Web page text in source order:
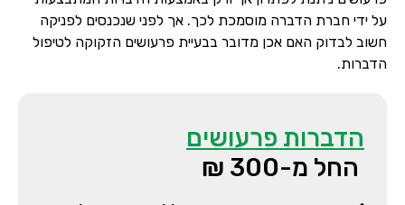
על ידי חברת הדברה מוסמכת לכך. אך לפני שנכנסים לפניקה
חשוב לבדוק האם אכן מדובר בבעיית פרעושים הזקוקה לטיפול
הדברות.
הדברות פרעושים
החל מ-300 ₪